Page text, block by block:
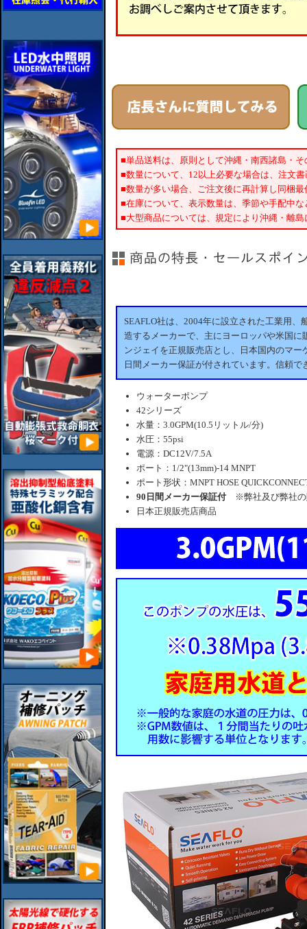
■単品送料は、原則として沖縄・南西諸島・
■数量について、12以上必要な場合は、注文
■数量が多い場合、ご注文後に再計算し同梱
■在庫について、表示数量は、季節や手配中
■大型商品については、規定により沖縄・離
SEAFLO社は、2004年に設立された工業用
造するメーカーで、主にヨーロッパや米国
ンジェイを正規販売店とし、日本国内のマ
日間メーカー保証が付されています。信頼で
ウォーターポンプ
42シリーズ
水量：3.0GPM(10.5リットル/分)
水圧：55psi
電源：DC12V/7.5A
ポート：1/2"(13mm)-14 MNPT
ポート形状：MNPT HOSE
90日間メーカー保証付※弊社及び弊社の
日本正規販売店商品